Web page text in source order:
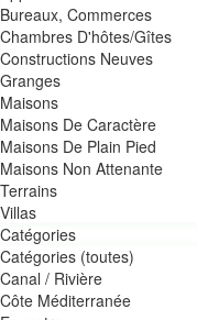
Bureaux, Commerces
Chambres D'hôtes/Gîtes
Constructions Neuves
granges
Maisons
Maisons De Caractère
Maisons De Plain Pied
Maisons Non Attenante
Terrains
Villas
Catégories
Catégories (toutes)
Canal / Rivière
Côte Méditerranée